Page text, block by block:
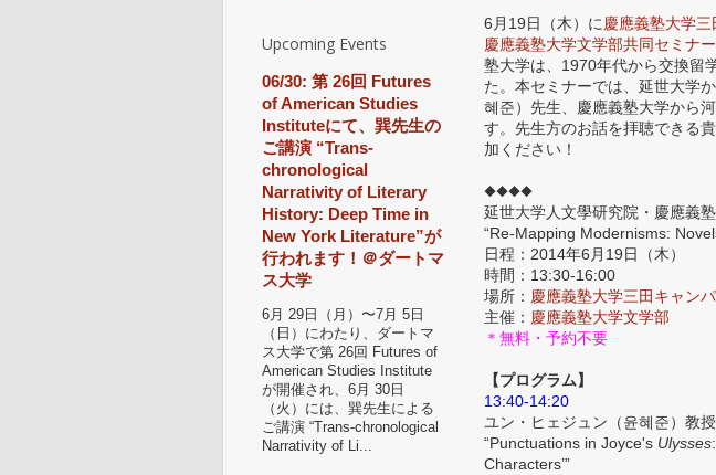
6月19日（木）に慶應義塾大学三
慶應義塾大学文学部共同セミナー
塾大学は、1970年代から交換留
た。本セミナーでは、延世大学
혜준）先生、慶應義塾大学から
す。先生方のお話を拝聴できる
加ください！
◆◆◆◆
延世大学人文學研究院・慶應義
“Re-Mapping Modernisms:
日程：2014年6月19日（木）
時間：13:30-16:00
場所： 慶應義塾大学三田キャン
主催： 慶應義塾大学文学部
＊無料・予約不要
【プログラム】
13:40-14:20
ユン・ヒェジュン（윤혜준）教
“Punctuations in Joyce's Ulysses
Characters’”
Upcoming Events
06/30: 第 26回 Futures
of American Studies
Instituteにて、巽先生の
ご講演 “Trans-
chronological
Narrativity of Literary
History: Deep Time in
New York Literature”が
行われます！＠ダートマ
ス大学
6月 29日（月）〜7月 5日
（日）にわたり、ダートマ
ス大学で第 26回 Futures of
American Studies Institute
が開催され、6月 30日
（火）には、巽先生による
ご講演 “Trans-chronological
Narrativity of Li...